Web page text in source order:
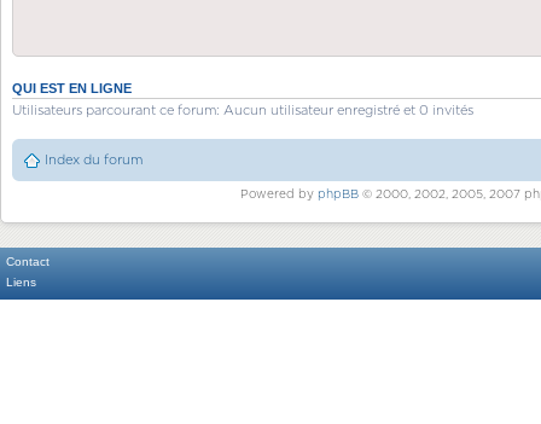
QUI EST EN LIGNE
Utilisateurs parcourant ce forum: Aucun utilisateur enregistré et 0 invités
Index du forum
Powered by phpBB© 2000, 2002, 2005, 2007
Contact
Liens